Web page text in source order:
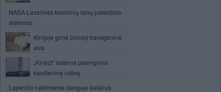
NASA Lazerinės kosminių laivų paleidimo
sistemos
Kinijoje gimė pirmoji transgeninė
avis
„Kinect“ sistema palengvina
kasdieninę rutiną
Lapkričio naktiniame danguje karalius